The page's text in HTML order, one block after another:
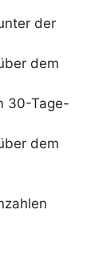
der
dem
30-Tage-
dem